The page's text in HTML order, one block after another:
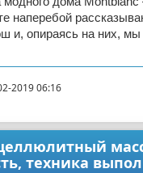
наперебой
и, опираясь на них, мы
2019 06:16
техника